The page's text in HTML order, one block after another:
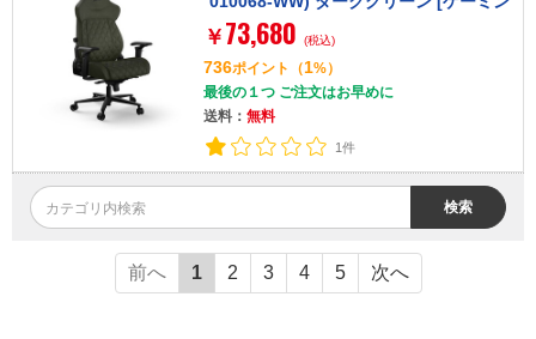
グチェア]
￥ 73,680 (税込)
736ポイント （1%）
最後の１つ ご注文はお早めに
送料： 無料
1件
検索
前へ 1 2 3 4 5 次へ